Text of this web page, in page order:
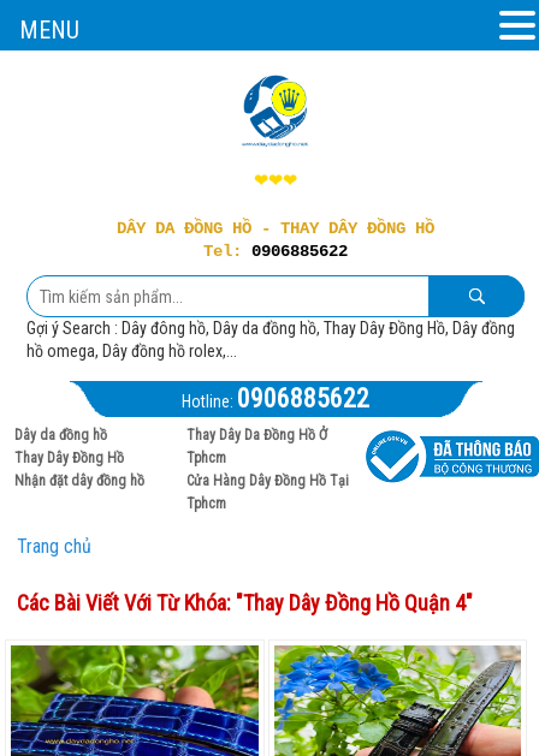
❤❤❤
DÂY DA ĐỒNG HỒ - THAY DÂY ĐỒNG HỒ
Tel: 0906885622
Gợi ý Search : Dây đông hồ, Dây da đồng hồ, Thay Dây Đồng Hồ, Dây đồng
hồ omega, Dây đồng hồ rolex,...
Hotline: 0906885622
Dây da đồng hồ
Thay Dây Đồng Hồ
Nhận đặt dây đồng hồ
Thay Dây Da Đồng Hồ Ở
Tphcm
Cửa Hàng Dây Đồng Hồ Tại
Tphcm
Trang chủ
Các Bài Viết Với Từ Khóa: "Thay Dây Đồng Hồ Quận 4"
MENU